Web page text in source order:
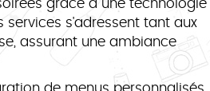
grâce à une technologie
s'adressent tant aux
assurant une ambiance
de menus personnalisés,